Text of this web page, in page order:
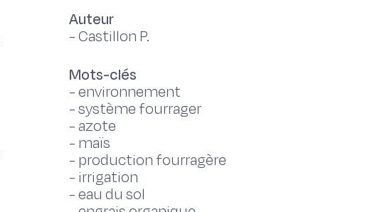
Auteur
-Castillon P.
Mots-clés
-environnement
-système fourrager
- azote
- maïs
- production fourragère
- irrigation
-eau du sol